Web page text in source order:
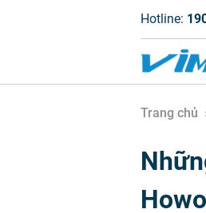
Hotline:
Trang chủ